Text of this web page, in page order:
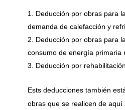
Deducción por obras para
demanda de calefacción y
Deducción por obras para
consumo de energía primaria
Deducción por
Ests deducciones también
obras que se realicen de aquí